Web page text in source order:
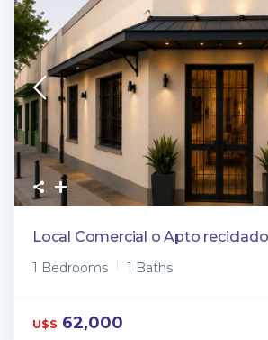
Local Comercial o Apto
1 Bedrooms 1 Baths
U$S 62,000